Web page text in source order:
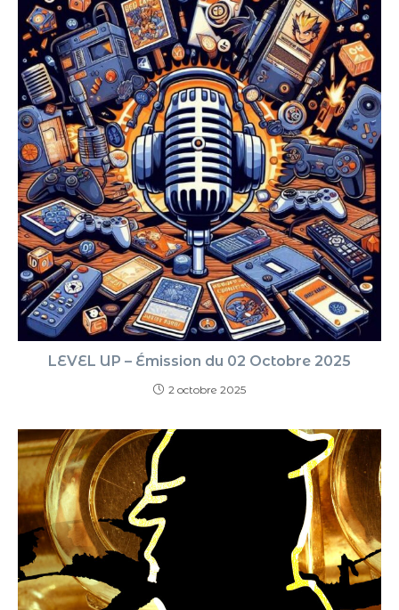
LEVEL UP – Émission du 02 Octobre 2025
2 octobre 2025